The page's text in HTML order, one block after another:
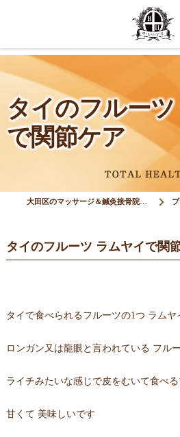
タイのフルー
で関節ケア
大田区のマッサージ＆鍼灸接骨院オリーブ(Olive) ブログ
タイのフルーツ ラムヤイで関
タイで食べられるフルーツの1つ ラムヤ
ロンガン又は龍眼と言われている フル
ライチみたいな感じで皮をむいて食べ
甘くて 美味しいです